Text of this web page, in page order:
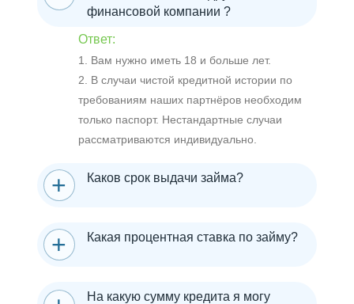
финансовой компании ?
Ответ:
1. Вам нужно иметь 18 и больше лет.
2. В случаи чистой кредитной истории по
требованиям наших партнёров необходим
только паспорт. Нестандартные случаи
рассматриваются индивидуально.
Каков срок выдачи займа?
Какая процентная ставка по займу?
На какую сумму кредита я могу